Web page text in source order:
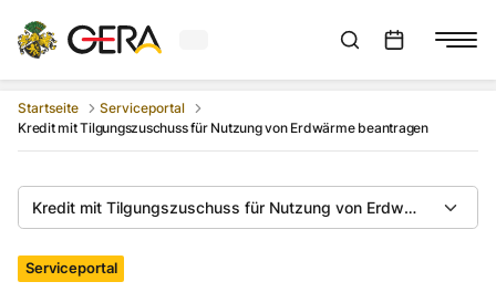
Aktuelles Wetter in GeraSuchleiste anzeigen
Startseite
Serviceportal
Kredit mit Tilgungszuschuss für Nutzung von Erdwärme beantragen
Kredit mit Tilgungszuschuss für Nutzung von Erdwärme
Serviceportal